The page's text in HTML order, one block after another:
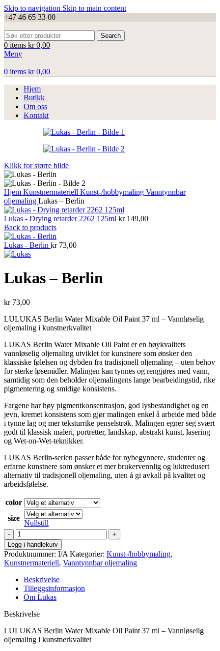
Skip to navigation Skip to main content
+47 46 65 33 00
Search
0 items kr0,00
Meny
0 items kr0,00
Hjem
Butikk
Om oss
Kontakt
Klikk for større bilde
Hjem Kunstnermateriell Kunst-/hobbymaling Vanntynnbar
oljemaling Lukas – Berlin
Lukas - Drying retarder 2262 125ml kr149,00
Back to products
Lukas - Berlin kr73,00
Lukas – Berlin
kr73,00
LULUKAS Berlin Water Mixable Oil Paint 37 ml – Vannløselig
oljemaling i kunstnerkvalitet
LUKAS Berlin Water Mixable Oil Paint er en høykvalitets
vannløselig oljemaling utviklet for kunstnere som ønsker den
klassiske følelsen og dybden fra tradisjonell oljemaling – uten behov
for sterke løsemidler. Malingen kan tynnes og rengjøres med vann,
samtidig som den beholder oljemalingens lange bearbeidingstid, rike
pigmentering og smidige konsistens.
Fargene har høy pigmentkonsentrasjon, god lysbestandighet og en
jevn, kremet konsistens som gjør malingen enkel å arbeide med både
i tynne lag og mer teksturrike penselstrøk. Malingen egner seg svært
godt til klassisk maleri, portretter, landskap, abstrakt kunst, lasering
og Wet-on-Wet-teknikker.
LUKAS Berlin-serien passer både for nybegynnere, studenter og
erfarne kunstnere som ønsker et mer brukervennlig og luktredusert
alternativ til tradisjonell oljemaling, uten å gi avkall på kvalitet og
arbeidsfølelse.
color
size
Nullstill
Lukas
-
Berlin
antall
Legg i handlekurv
Produktnummer: I/A Kategorier: Kunst-/hobbymaling,
Kunstnermateriell, Vanntynnbar oljemaling
Beskrivelse
Tilleggsinformasjon
Om Lukas
Beskrivelse
LULUKAS Berlin Water Mixable Oil Paint 37 ml – Vannløselig
oljemaling i kunstnerkvalitet